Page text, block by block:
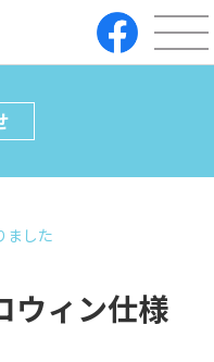
ました
ウィン仕様